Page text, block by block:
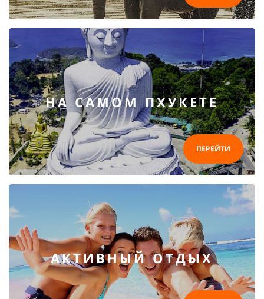
НА САМОМ ПХУКЕТЕ
ПЕРЕЙТИ
АКТИВНЫЙ ОТДЫХ